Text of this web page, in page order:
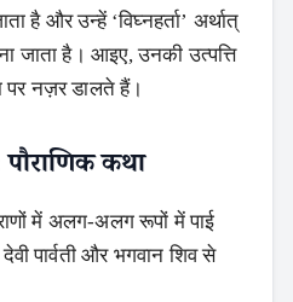
है और उन्हें ‘विघ्नहर्ता’ अर्थात्
जाता है। आइए, उनकी उत्पत्ति
पर नज़र डालते हैं।
कथा
में अलग-अलग रूपों में पाई
पार्वती और भगवान शिव से